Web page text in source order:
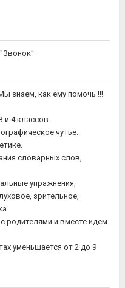
знаем, как ему помочь !!!
и 4 классов.
чутье.
словарных слов,
упражнения,
зрительное,
родителями и вместе идем
уменьшается от 2 до 9